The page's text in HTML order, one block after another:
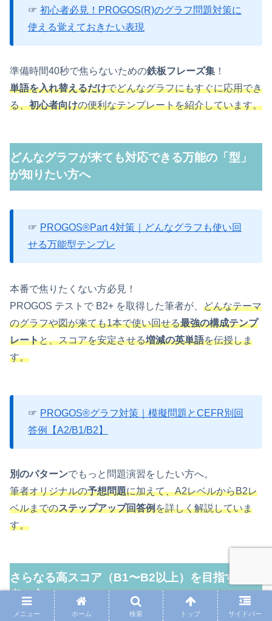
☞ 初心者必見！PROGOS(R)のグラフ問題対策に
使える覚えておきたい表現
準備時間40秒で焦らないための鉄板フレーズ集 ！
単語を入れ替えるだけでどんなグラフにもすぐに応用でき
る、初心者向けの便利なテンプレートを紹介しています。
どんなグラフが来ても対応できる万能の「型」
が知りたい方へ
☞ PROGOS®Part 4対策｜どんなグラフも使い回
せる万能型テンプレ
本番で焦りたくない方必見！
PROGOS テストで B2+ を取得した筆者が、 どんなテーマ
のグラフや図が来ても1本で使い回せる最強の構成テンプ
レートと、スコアを安定させる増減の英単語を伝授しま
す。
☞ PROGOS®グラフ対策｜模擬問題とCEFR別回
答例【A2/B1/B2】
別のパターンでもっと問題演習をしたい方へ。
筆者オリジナルの予想問題に加えて、A2レベルからB2レ
ベルまでのステップアップ回答例を詳しく解説していま
す。
さらなる高スコア（B1〜B2以上）を目指す中級
者の方へ
メニュー ホーム 検索 トップ サイドバー